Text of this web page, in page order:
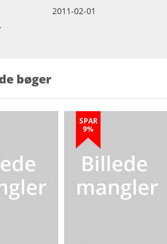
2011-02-01
bøger
SPAR
9%